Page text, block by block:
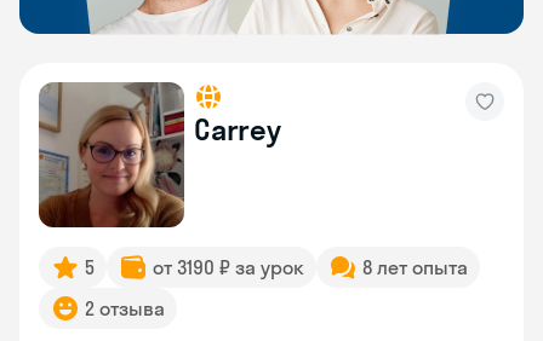
Carrey
5 от 3190 ₽ за урок
8 лет опыта
2 отзыва